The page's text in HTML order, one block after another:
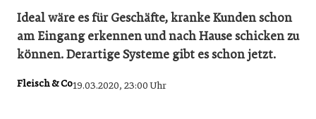
Ideal wäre es für Geschäfte, kranke Kunden schon
am Eingang erkennen und nach Hause schicken zu
können. Derartige Systeme gibt es schon jetzt.
Fleisch & Co19.03.2020, 23:00 Uhr